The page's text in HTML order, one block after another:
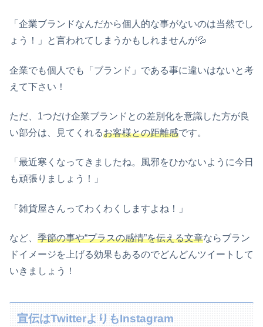
「企業ブランドなんだから個人的な事がないのは当然でし
ょう！」と言われてしまうかもしれませんが💦
企業でも個人でも「ブランド」である事に違いはないと考
えて下さい！
ただ、1つだけ企業ブランドとの差別化を意識した方が良
い部分は、見てくれるお客様との距離感です。
「最近寒くなってきましたね。風邪をひかないように今日
も頑張りましょう！」
「雑貨屋さんってわくわくしますよね！」
など、 季節の事や“プラスの感情”を伝える文章ならブラン
ドイメージを上げる効果もあるのでどんどんツイートして
いきましょう！
宣伝はTwitterよりもInstagram